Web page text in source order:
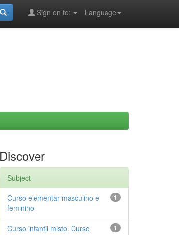
Language
Sign on to:
Discover
Subject
1
Curso elementar masculino e
feminino
1
Curso infantil misto. Curso